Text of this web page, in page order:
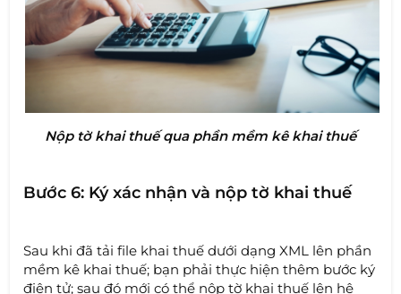
Nộp tờ khai thuế qua phần mềm kê khai thuế
Bước 6: Ký xác nhận và nộp tờ khai thuế
Sau khi đã tải file khai thuế dưới dạng XML lên phần
mềm kê khai thuế; bạn phải thực hiện thêm bước ký
điện tử; sau đó mới có thể nộp tờ khai thuế lên hệ